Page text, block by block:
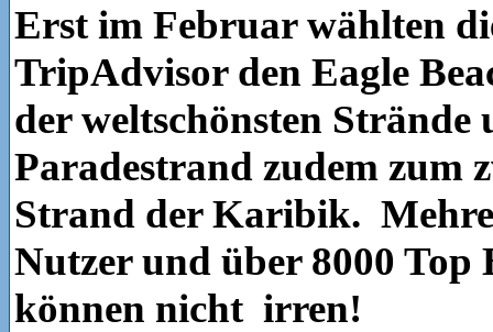
Erst im Februar wählten
TripAdvisor den Eagle
der weltschönsten
Paradestrand zudem zum
Strand der Karibik.
Nutzer und über 8000 Top
können nicht irren!